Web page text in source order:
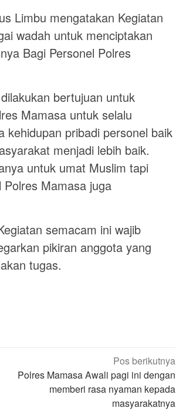
Limbu mengatakan Kegiatan
wadah untuk menciptakan
Bagi Personel Polres
bertujuan untuk
Mamasa untuk selalu
kehidupan pribadi personel baik
menjadi lebih baik.
untuk umat Muslim tapi
Mamasa juga
semacam ini wajib
pikiran anggota yang
tugas.
Pos berikutnya
Polres Mamasa Awali pagi ini dengan
memberi rasa nyaman kepada
masyarakatnya